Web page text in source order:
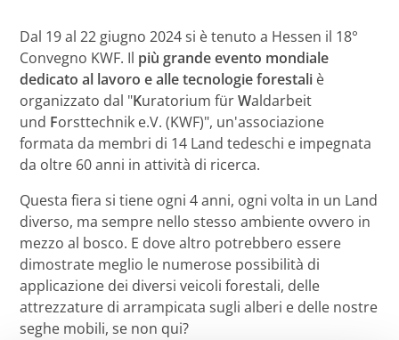
Dal 19 al 22 giugno 2024 si è tenuto a Hessen il 18°
Convegno KWF. Il più grande evento mondiale
dedicato al lavoro e alle tecnologie forestali è
organizzato dal "Kuratorium fürWaldarbeit
und Forsttechnik e.V. (KWF)", un'associazione
formata da membri di 14 Land tedeschi e impegnata
da oltre 60 anni in attività di ricerca.
Questa fiera si tiene ogni 4 anni, ogni volta in un Land
diverso, ma sempre nello stesso ambiente ovvero in
mezzo al bosco. E dove altro potrebbero essere
dimostrate meglio le numerose possibilità di
applicazione dei diversi veicoli forestali, delle
attrezzature di arrampicata sugli alberi e delle nostre
seghe mobili, se non qui?